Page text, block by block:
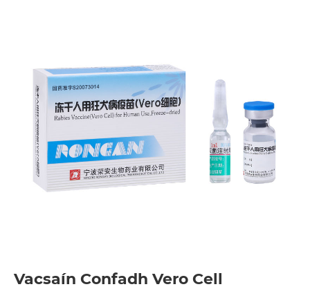
Vacsaín Confadh Vero Cell